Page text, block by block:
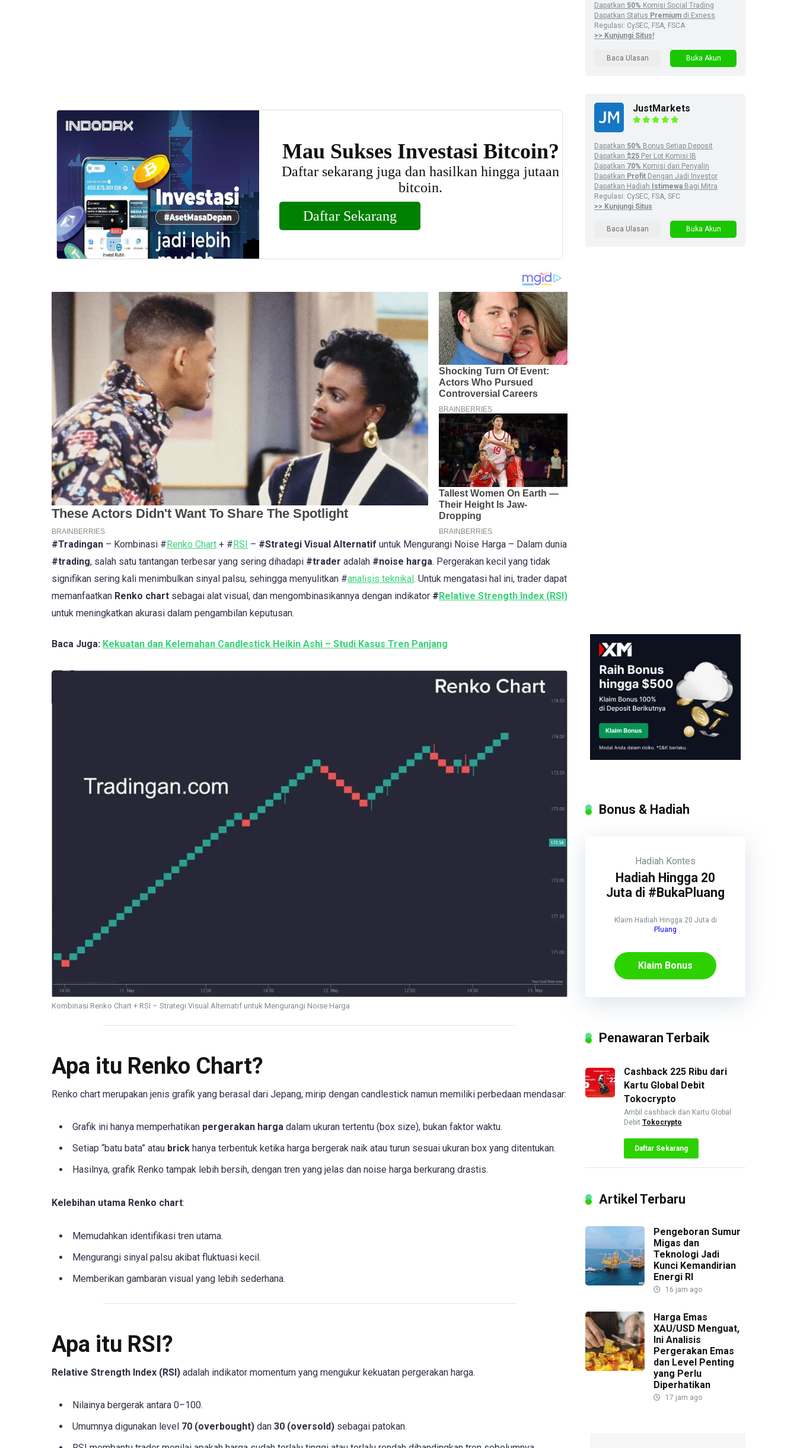
#Tradingan – Kombinasi #Renko Chart + #RSI – #Strategi Visual Alternatif untuk Mengurangi Noise Harga – Dalam dunia
#trading, salah satu tantangan terbesar yang sering dihadapi #trader adalah #noise harga. Pergerakan kecil yang tidak
signifikan sering kali menimbulkan sinyal palsu, sehingga menyulitkan #analisis teknikal. Untuk mengatasi hal ini, trader dapat
memanfaatkan Renko chart sebagai alat visual, dan mengombinasikannya dengan indikator #Relative Strength Index (RSI)
untuk meningkatkan akurasi dalam pengambilan keputusan.
Baca Juga: Kekuatan dan Kelemahan Candlestick Heikin Ashi – Studi Kasus Tren Panjang
Kombinasi Renko Chart + RSI – Strategi Visual Alternatif untuk Mengurangi Noise Harga
Apa itu Renko Chart?
Renko chart merupakan jenis grafik yang berasal dari Jepang, mirip dengan candlestick namun memiliki perbedaan mendasar:
Grafik ini hanya memperhatikan pergerakan harga dalam ukuran tertentu (box size), bukan faktor waktu.
Setiap “batu bata” atau brick hanya terbentuk ketika harga bergerak naik atau turun sesuai ukuran box yang ditentukan.
Hasilnya, grafik Renko tampak lebih bersih, dengan tren yang jelas dan noise harga berkurang drastis.
Kelebihan utama Renko chart:
Memudahkan identifikasi tren utama.
Mengurangi sinyal palsu akibat fluktuasi kecil.
Memberikan gambaran visual yang lebih sederhana.
Apa itu RSI?
Relative Strength Index (RSI) adalah indikator momentum yang mengukur kekuatan pergerakan harga.
Nilainya bergerak antara 0–100.
Umumnya digunakan level 70 (overbought) dan 30 (oversold) sebagai patokan.
Dapatkan 50% Komisi Social Trading
Dapatkan Status Premium di Exness
Regulasi: CySEC, FSA, FSCA
>> Kunjungi Situs!
Baca Ulasan Buka Akun
JustMarkets
Dapatkan 50% Bonus Setiap Deposit
Dapatkan $25 Per Lot Komisi IB
Dapatkan 70% Komisi dari Penyalin
Dapatkan Profit Dengan Jadi Investor
Dapatkan Hadiah Istimewa Bagi Mitra
Regulasi: CySEC, FSA, SFC
>> Kunjungi Situs
Baca Ulasan Buka Akun
Bonus & Hadiah
Hadiah Kontes
Hadiah Hingga 20
Juta di #BukaPluang
Klaim Hadiah Hingga 20 Juta di
Pluang
Klaim Bonus
Penawaran Terbaik
Cashback 225 Ribu dari
Kartu Global Debit
Tokocrypto
Ambil cashback dan Kartu Global
Debit Tokocrypto
Daftar Sekarang
Artikel Terbaru
Pengeboran Sumur
Migas dan
Teknologi Jadi
Kunci Kemandirian
Energi RI
16 jam ago
Harga Emas
XAU/USD Menguat,
Ini Analisis
Pergerakan Emas
dan Level Penting
yang Perlu
Diperhatikan
17 jam ago